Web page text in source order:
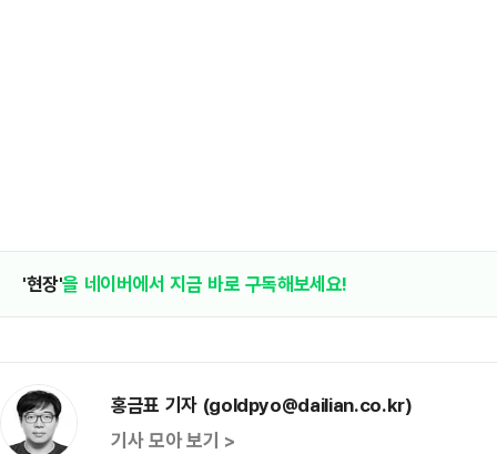
'현장'을 네이버에서 지금 바로 구독해보세요!
홍금표 기자 (goldpyo@dailian.co.kr)
기사 모아 보기 >